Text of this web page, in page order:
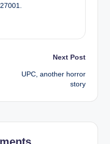
Next Post
UPC, another horror
story